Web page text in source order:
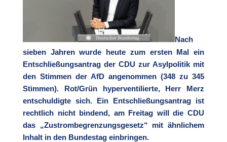
Nach
sieben Jahren wurde heute zum ersten Mal ein
Entschließungsantrag der CDU zur Asylpolitik mit
den Stimmen der AfD angenommen (348 zu 345
Stimmen). Rot/Grün hyperventilierte, Herr Merz
entschuldigte sich. Ein Entschließungsantrag ist
rechtlich nicht bindend, am Freitag will die CDU
das „Zustrombegrenzungsgesetz“ mit ähnlichem
Inhalt in den Bundestag einbringen.